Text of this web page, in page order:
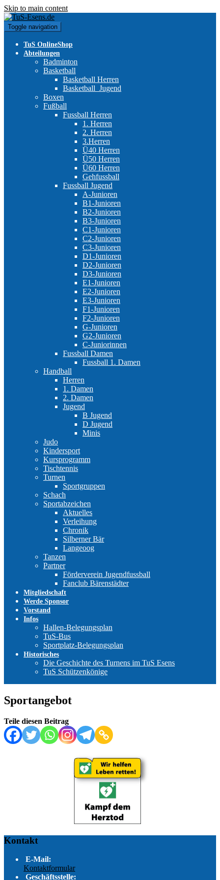
Skip to main content
Toggle navigation
TuS OnlineShop
Abteilungen
Badminton
Basketball
Basketball Herren
Basketball_Jugend
Boxen
Fußball
Fussball Herren
1. Herren
2. Herren
3.Herren
Ü40 Herren
Ü50 Herren
Ü60 Herren
Gehfussball
Fussball Jugend
A-Junioren
B1-Junioren
B2-Junioren
B3-Junioren
C1-Junioren
C2-Junioren
C3-Junioren
D1-Junioren
D2-Junioren
D3-Junioren
E1-Junioren
E2-Junioren
E3-Junioren
F1-Junioren
F2-Junioren
G-Junioren
G2-Junioren
C-Juniorinnen
Fussball Damen
Fussball 1. Damen
Handball
Herren
1. Damen
2. Damen
Jugend
B Jugend
D Jugend
Minis
Judo
Kindersport
Kursprogramm
Tischtennis
Turnen
Sportgruppen
Schach
Sportabzeichen
Aktuelles
Verleihung
Chronik
Silberner Bär
Langeoog
Tanzen
Partner
Förderverein Jugendfussball
Fanclub Bärenstädter
Mitgliedschaft
Werde Sponsor
Vorstand
Infos
Hallen-Belegungsplan
TuS-Bus
Sportplatz-Belegungsplan
Historisches
Die Geschichte des Turnens im TuS Esens
TuS Schützenkönige
Sportangebot
Teile diesen Beitrag
Kontakt
E-Mail:
Kontaktformular
Geschäftsstelle: